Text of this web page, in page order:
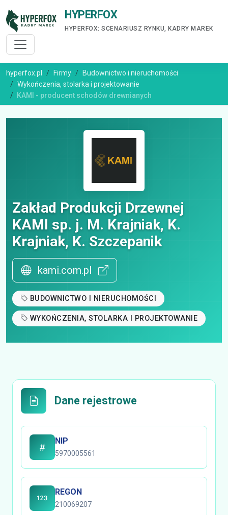
HYPERFOX
HYPERFOX: SCENARIUSZ RYNKU, KADRY MAREK
hyperfox.pl Firmy
Budownictwo i nieruchomości
Wykończenia, stolarka i projektowanie
KAMI - producent schodów drewnianych
Zakład Produkcji Drzewnej
KAMI sp. j. M. Krajniak, K.
Krajniak, K. Szczepanik
kami.com.pl
BUDOWNICTWO I NIERUCHOMOŚCI
WYKOŃCZENIA, STOLARKA I PROJEKTOWANIE
Dane rejestrowe
NIP
5970005561
REGON
210069207